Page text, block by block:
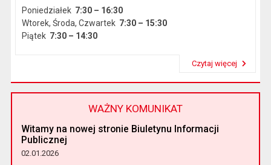
Poniedziałek 7:30 – 16:30
Wtorek, Środa, Czwartek 7:30 – 15:30
Piątek 7:30 – 14:30
Czytaj więcej
WAŻNY KOMUNIKAT
Witamy na nowej stronie Biuletynu Informacji
Publicznej
02.01.2026